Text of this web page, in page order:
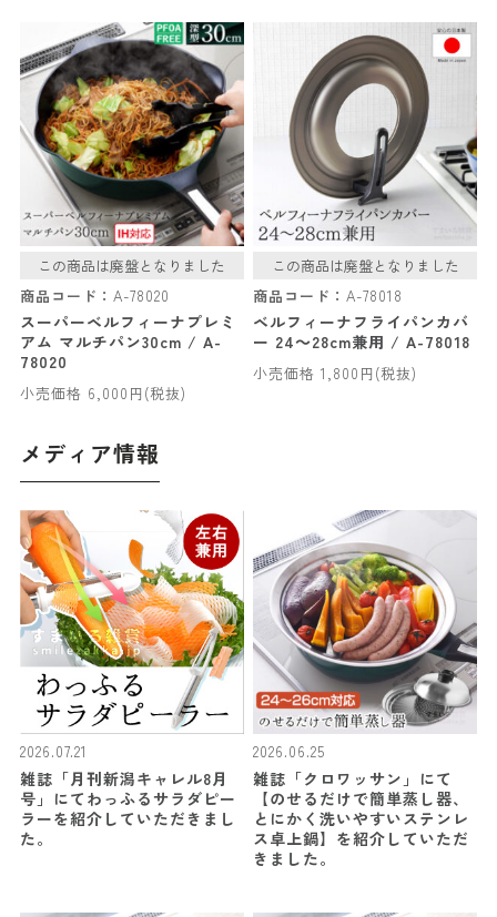
この商品は廃盤となりました
商品コード： A-78020
スーパーベルフィーナプレミ
アム マルチパン30cm / A-
78020
小売価格 6,000円(税抜)
この商品は廃盤となりました
商品コード：A-78018
ベルフィーナフライパンカバ
ー 24～28cm兼用 / A-78018
小売価格 1,800円(税抜)
メディア情報
2026.07.21
雑誌「月刊新潟キャレル8月
号」にてわっふるサラダピー
ラーを紹介していただきまし
た。
2026.06.25
雑誌「クロワッサン」にて
【のせるだけで簡単蒸し器、
とにかく洗いやすいステンレ
ス卓上鍋】を紹介していただ
きました。